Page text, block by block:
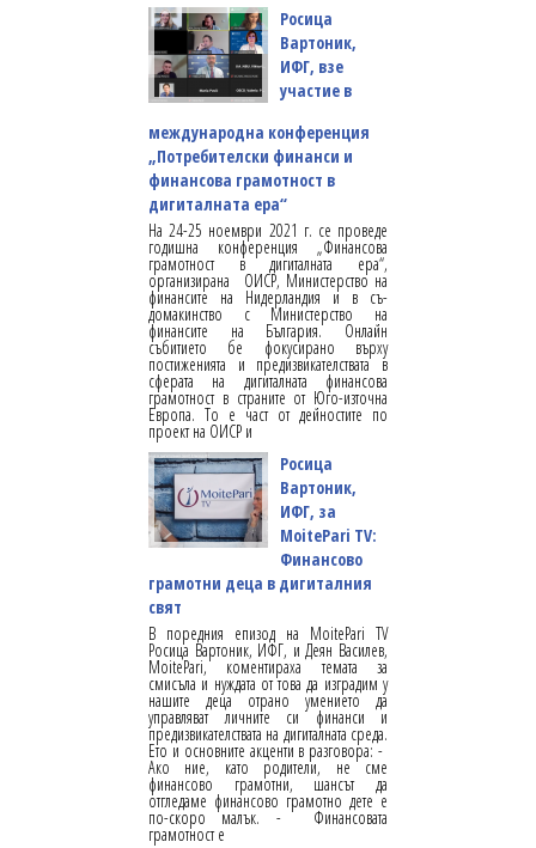
Росица
Вартоник,
ИФГ, взе
участие в
международна конференция
„Потребителски финанси и
финансова грамотност в
дигиталната ера“
На 24-25 ноември 2021 г. се проведе
годишна конференция „Финансова
грамотност в дигиталната ера“,
организирана ОИСР, Министерство на
финансите на Нидерландия и в съ-
домакинство с Министерство на
финансите на България. Онлайн
събитието бе фокусирано върху
постиженията и предизвикателствата в
сферата на дигиталната финансова
грамотност в страните от Юго-източна
Европа. То е част от дейностите по
проект на ОИСР и
Росица
Вартоник,
ИФГ, за
MoitePari TV:
Финансово
грамотни деца в дигиталния
свят
В поредния епизод на MoitePari TV
Росица Вартоник, ИФГ, и Деян Василев,
MoitePari, коментираха темата за
смисъла и нуждата от това да изградим у
нашите деца отрано умението да
управляват личните си финанси и
предизвикателствата на дигиталната среда.
Ето и основните акценти в разговора: -
Ако ние, като родители, не сме
финансово грамотни, шансът да
отгледаме финансово грамотно дете е
по-скоро малък. - Финансовата
грамотност е